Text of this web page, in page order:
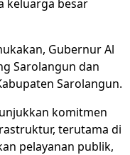
keluarga besar
Gubernur Al
Sarolangun dan
Sarolangun.
komitmen
terutama di
pelayanan publik,